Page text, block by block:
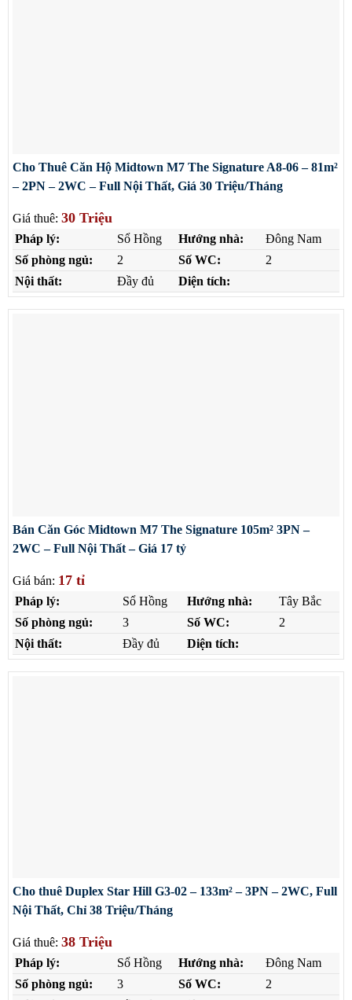
Cho Thuê Căn Hộ Midtown M7 The Signature A8-06 – 81m²
– 2PN – 2WC – Full Nội Thất, Giá 30 Triệu/Tháng
Giá thuê: 30 Triệu
Pháp lý: Sổ Hồng Hướng nhà:
Đông Nam
Số phòng ngủ:
2 Số WC:
2
Nội thất:
Đầy đủ Diện tích:
Bán Căn Góc Midtown M7 The Signature 105m² 3PN –
2WC – Full Nội Thất – Giá 17 tỷ
Giá bán: 17 tỉ
Pháp lý: Sổ Hồng Hướng nhà:
Tây Bắc
Số phòng ngủ:
3 Số WC:
2
Nội thất:
Đầy đủ Diện tích:
Cho thuê Duplex Star Hill G3-02 – 133m² – 3PN – 2WC, Full
Nội Thất, Chỉ 38 Triệu/Tháng
Giá thuê: 38 Triệu
Pháp lý: Sổ Hồng Hướng nhà:
Đông Nam
Số phòng ngủ:
3 Số WC:
2